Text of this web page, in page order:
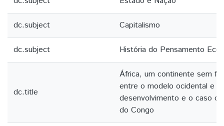
dc.subject Capitalismo
dc.subject História do Pensamento
dc.title
África, um continente sem
entre o modelo ocidental e
desenvolvimento e o caso
do Congo